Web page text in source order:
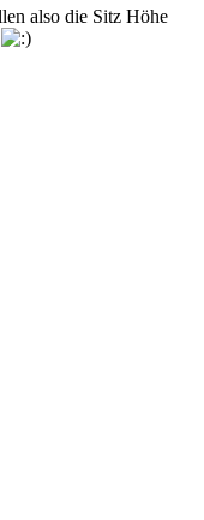
also die Sitz Höhe